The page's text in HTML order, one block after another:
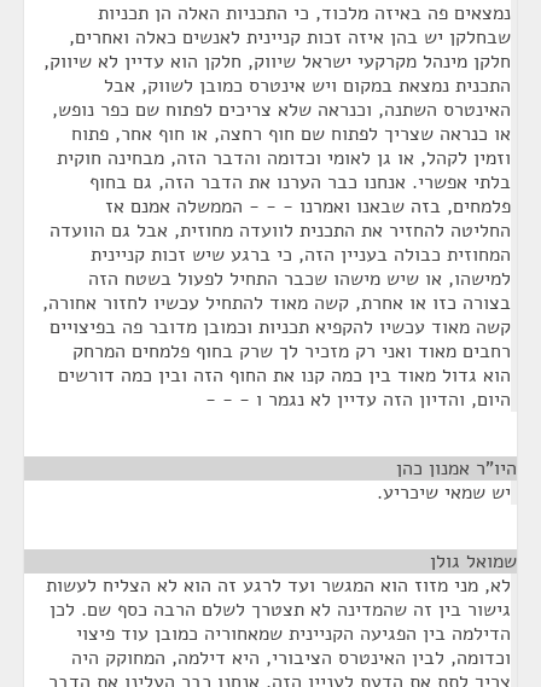
נמצאים פה באיזה מלכוד, כי התכניות האלה הן תכניות
שבחלקן יש בהן איזה זכות קניינית לאנשים כאלה ואחרים,
חלקן מינהל מקרקעי ישראל שיווק, חלקן הוא עדיין לא שיווק,
התכנית נמצאת במקום ויש אינטרס כמובן לשווק, אבל
האינטרס השתנה, וכנראה שלא צריכים לפתוח שם כפר נופש,
או כנראה שצריך לפתוח שם חוף רחצה, או חוף אחר, פתוח
וזמין לקהל, או גן לאומי וכדומה והדבר הזה, מבחינה חוקית
בלתי אפשרי. אנחנו כבר הערנו את הדבר הזה, גם בחוף
פלמחים, בזה שבאנו ואמרנו - - - הממשלה אמנם אז
החליטה להחזיר את התכנית לוועדה מחוזית, אבל גם הוועדה
המחוזית כבולה בעניין הזה, כי ברגע שיש זכות קניינית
למישהו, או שיש מישהו שכבר התחיל לפעול בשטח הזה
בצורה כזו או אחרת, קשה מאוד להתחיל עכשיו לחזור אחורה,
קשה מאוד עכשיו להקפיא תכניות וכמובן מדובר פה בפיצויים
רחבים מאוד ואני רק מזכיר לך שרק בחוף פלמחים המרחק
הוא גדול מאוד בין כמה קנו את החוף הזה ובין כמה דורשים
היום, והדיון הזה עדיין לא נגמר ו - - -
היו"ר אמנון כהן
יש שמאי שיכריע.
שמואל גולן
לא, מני מזוז הוא המגשר ועד לרגע זה הוא לא הצליח לעשות
גישור בין זה שהמדינה לא תצטרך לשלם הרבה כסף שם. לכן
הדילמה בין הפגיעה הקניינית שמאחוריה כמובן עוד פיצוי
וכדומה, לבין האינטרס הציבורי, היא דילמה, המחוקק היה